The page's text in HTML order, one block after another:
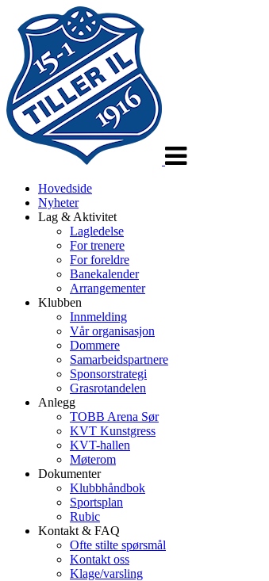
Hovedside
Nyheter
Lag & Aktivitet
Lagledelse
For trenere
For foreldre
Banekalender
Arrangementer
Klubben
Innmelding
Vår organisasjon
Dommere
Samarbeidspartnere
Sponsorstrategi
Grasrotandelen
Anlegg
TOBB Arena Sør
KVT Kunstgress
KVT-hallen
Møterom
Dokumenter
Klubbhåndbok
Sportsplan
Rubic
Kontakt & FAQ
Ofte stilte spørsmål
Kontakt oss
Klage/varsling